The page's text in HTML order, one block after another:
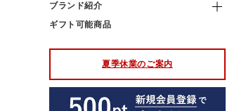
ブランド紹介
ギフト可能商品
夏季休業のご案内